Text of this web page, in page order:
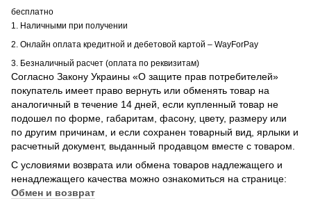
бесплатно
1. Наличными при получении
2. Онлайн оплата кредитной и дебетовой картой – WayForPay
3. Безналичный расчет (оплата по реквизитам)
Согласно Закону Украины «О защите прав потребителей»
покупатель имеет право вернуть или обменять товар на
аналогичный в течение 14 дней, если купленный товар не
подошел по форме, габаритам, фасону, цвету, размеру или
по другим причинам, и если сохранен товарный вид, ярлыки и
расчетный документ, выданный продавцом вместе с товаром.
С условиями возврата или обмена товаров надлежащего и
ненадлежащего качества можно ознакомиться на странице:
Обмен и возврат